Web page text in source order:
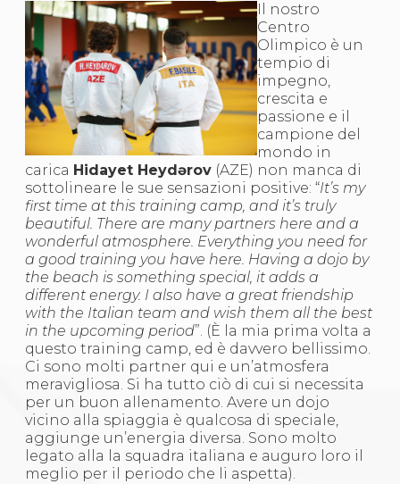
Il nostro
Centro
Olimpico è un
tempio di
impegno,
crescita e
passione e il
campione del
mondo in
carica Hidayet Heydərov (AZE) non manca di
sottolineare le sue sensazioni positive: “It’s my
first time at this training camp, and it’s truly
beautiful. There are many partners here and a
wonderful atmosphere. Everything you need for
a good training you have here. Having a dojo by
the beach is something special, it adds a
different energy. I also have a great friendship
with the Italian team and wish them all the best
in the upcoming period”. (È la mia prima volta a
questo training camp, ed è davvero bellissimo.
Ci sono molti partner qui e un’atmosfera
meravigliosa. Si ha tutto ciò di cui si necessita
per un buon allenamento. Avere un dojo
vicino alla spiaggia è qualcosa di speciale,
aggiunge un’energia diversa. Sono molto
legato alla la squadra italiana e auguro loro il
meglio per il periodo che li aspetta).